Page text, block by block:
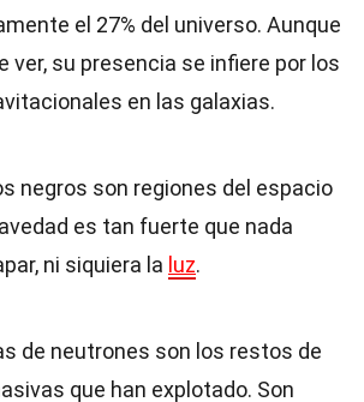
el 27% del universo. Aunque
ver, su presencia se infiere por los
en las galaxias.
negros son regiones del espacio
es tan fuerte que nada
ni siquiera la luz.
de neutrones son los restos de
que han explotado. Son